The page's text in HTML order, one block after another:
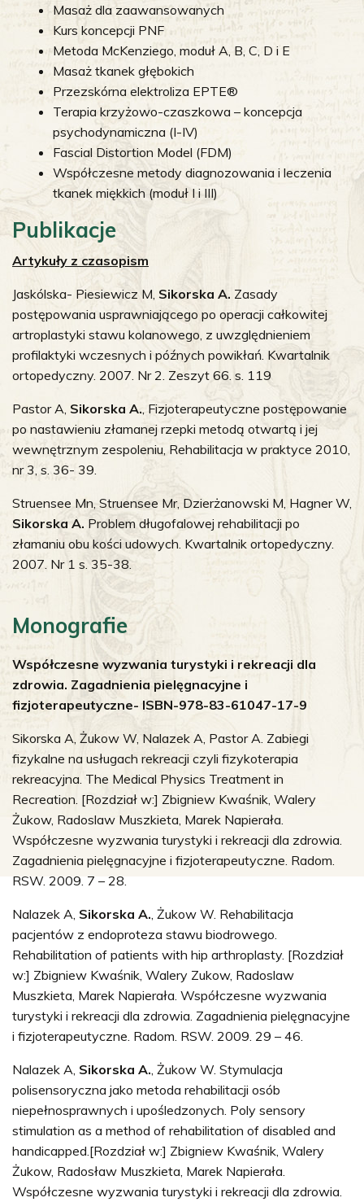
Masaż dla zaawansowanych
Kurs koncepcji PNF
Metoda McKenziego, moduł A, B, C, D i E
Masaż tkanek głębokich
Przezskórna elektroliza EPTE®
Terapia krzyżowo-czaszkowa – koncepcja
psychodynamiczna (I-IV)
Fascial Distortion Model (FDM)
Współczesne metody diagnozowania i leczenia
tkanek miękkich (moduł I i III)
Publikacje
Artykuły z czasopism
Jaskólska- Piesiewicz M, Sikorska A. Zasady
postępowania usprawniającego po operacji całkowitej
artroplastyki stawu kolanowego, z uwzględnieniem
profilaktyki wczesnych i późnych powikłań. Kwartalnik
ortopedyczny. 2007. Nr 2. Zeszyt 66. s. 119
Pastor A, Sikorska A., Fizjoterapeutyczne postępowanie
po nastawieniu złamanej rzepki metodą otwartą i jej
wewnętrznym zespoleniu, Rehabilitacja w praktyce 2010,
nr 3, s. 36- 39.
Struensee Mn, Struensee Mr, Dzierżanowski M, Hagner W,
Sikorska A. Problem długofalowej rehabilitacji po
złamaniu obu kości udowych. Kwartalnik ortopedyczny.
2007. Nr 1 s. 35-38.
Monografie
Współczesne wyzwania turystyki i rekreacji dla
zdrowia. Zagadnienia pielęgnacyjne i
fizjoterapeutyczne- ISBN-978-83-61047-17-9
Sikorska A, Żukow W, Nalazek A, Pastor A. Zabiegi
fizykalne na usługach rekreacji czyli fizykoterapia
rekreacyjna. The Medical Physics Treatment in
Recreation. [Rozdział w:] Zbigniew Kwaśnik, Walery
Żukow, Radoslaw Muszkieta, Marek Napierała.
Współczesne wyzwania turystyki i rekreacji dla zdrowia.
Zagadnienia pielęgnacyjne i fizjoterapeutyczne. Radom.
RSW. 2009. 7 – 28.
Nalazek A, Sikorska A. , Żukow W. Rehabilitacja
pacjentów z endoproteza stawu biodrowego.
Rehabilitation of patients with hip arthroplasty. [Rozdział
w:] Zbigniew Kwaśnik, Walery Zukow, Radoslaw
Muszkieta, Marek Napierała. Współczesne wyzwania
turystyki i rekreacji dla zdrowia. Zagadnienia pielęgnacyjne
i fizjoterapeutyczne. Radom. RSW. 2009. 29 – 46.
Nalazek A, Sikorska A. , Żukow W. Stymulacja
polisensoryczna jako metoda rehabilitacji osób
niepełnosprawnych i upośledzonych. Poly sensory
stimulation as a method of rehabilitation of disabled and
handicapped.[Rozdział w:] Zbigniew Kwaśnik, Walery
Żukow, Radosław Muszkieta, Marek Napierała.
Współczesne wyzwania turystyki i rekreacji dla zdrowia.